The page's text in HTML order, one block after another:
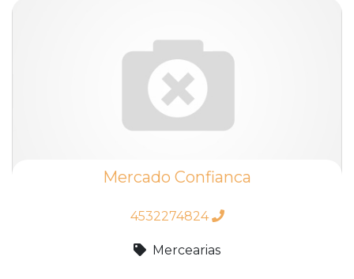
Mercado Confianca
4532274824
Mercearias